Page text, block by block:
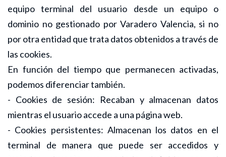
equipo terminal del usuario desde un equipo o
dominio no gestionado por Varadero Valencia, si no
por otra entidad que trata datos obtenidos a través de
las cookies.
En función del tiempo que permanecen activadas,
podemos diferenciar también.
- Cookies de sesión: Recaban y almacenan datos
mientras el usuario accede a una página web.
- Cookies persistentes: Almacenan los datos en el
terminal de manera que puede ser accedidos y